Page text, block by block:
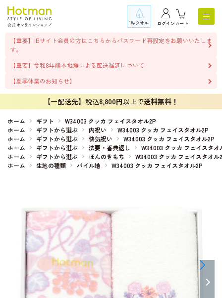
1秒タオル ログインカート
【重要】旧サイト会員の方はこちらからパスワード再設定をお願いいたしま
す。
【重要】令和8年熊本地震による配送遅延について
【夏季休業のお知らせ】
【一配送先】税込8,800円以上で送料無料！
ホーム ギフト
W34003 クッカ フェイスタオル2P
ホーム
ギフトから選ぶ 内祝い
W34003 クッカ フェイスタオル2P
ホーム
ギフトから選ぶ 快気祝い
W34003 クッカ フェイスタオル2P
ホーム
ギフトから選ぶ 法要・香典返し
W34003 クッカ フェイスタオ
ホーム
ギフトから選ぶ ほんのきもち
W34003 クッカ フェイスタオル
ホーム
生地の種類 パイル地 W34003 クッカ フェイスタオル2P